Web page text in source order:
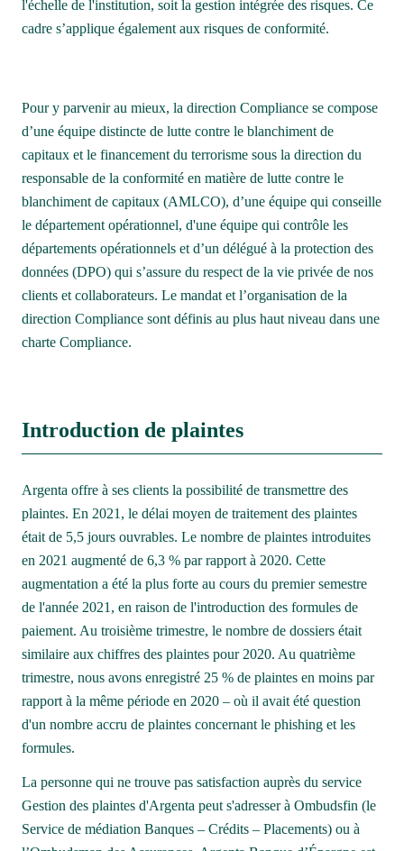
l'échelle de l'institution, soit la gestion intégrée des risques. Ce
cadre s’applique également aux risques de conformité.
Pour y parvenir au mieux, la direction Compliance se compose
d’une équipe distincte de lutte contre le blanchiment de
capitaux et le financement du terrorisme sous la direction du
responsable de la conformité en matière de lutte contre le
blanchiment de capitaux (AMLCO), d’une équipe qui conseille
le département opérationnel, d'une équipe qui contrôle les
départements opérationnels et d’un délégué à la protection des
données (DPO) qui s’assure du respect de la vie privée de nos
clients et collaborateurs. Le mandat et l’organisation de la
direction Compliance sont définis au plus haut niveau dans une
charte Compliance.
Introduction de plaintes
Argenta offre à ses clients la possibilité de transmettre des
plaintes. En 2021, le délai moyen de traitement des plaintes
était de 5,5 jours ouvrables. Le nombre de plaintes introduites
en 2021 augmenté de 6,3 % par rapport à 2020. Cette
augmentation a été la plus forte au cours du premier semestre
de l'année 2021, en raison de l'introduction des formules de
paiement. Au troisième trimestre, le nombre de dossiers était
similaire aux chiffres des plaintes pour 2020. Au quatrième
trimestre, nous avons enregistré 25 % de plaintes en moins par
rapport à la même période en 2020 – où il avait été question
d'un nombre accru de plaintes concernant le phishing et les
formules.
La personne qui ne trouve pas satisfaction auprès du service
Gestion des plaintes d'Argenta peut s'adresser à Ombudsfin (le
Service de médiation Banques – Crédits – Placements) ou à